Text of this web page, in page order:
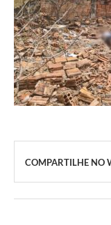
COMPARTILHE NO